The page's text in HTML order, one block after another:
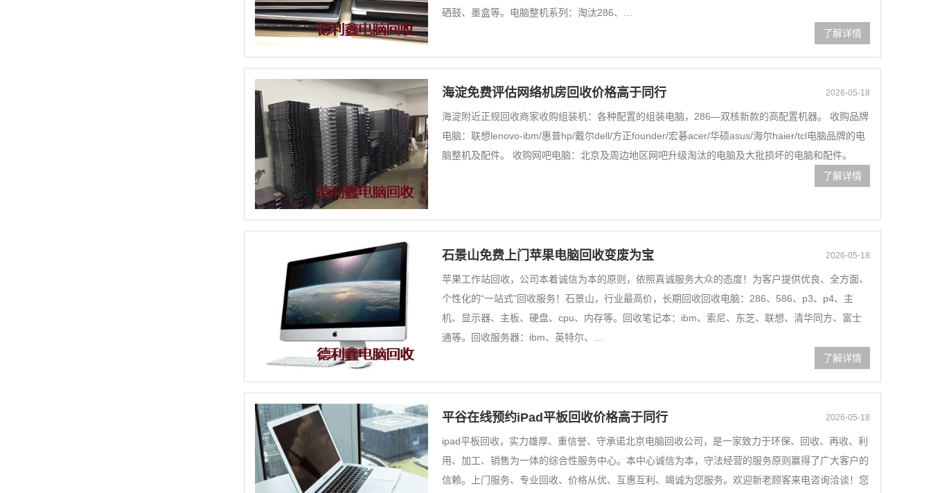
硒鼓、墨盒等。电脑整机系列：淘汰286、…
了解详情
2026-05-18
海淀免费评估网络机房回收价格高于同行
海淀附近正规回收商家收购组装机：各种配置的组装电脑，286—双核新款的高配置机器。 收购品牌
电脑：联想lenovo-ibm/惠普hp/戴尔dell/方正founder/宏碁acer/华硕asus/海尔haier/tcl电脑品牌的电
脑整机及配件。 收购网吧电脑：北京及周边地区网吧升级淘汰的电脑及大批损坏的电脑和配件。
了解详情
2026-05-18
石景山免费上门苹果电脑回收变废为宝
苹果工作站回收，公司本着诚信为本的原则，依照真诚服务大众的态度！为客户提供优良、全方面、
个性化的“一站式”回收服务！石景山，行业最高价，长期回收回收电脑：286、586、p3、p4、主
机、显示器、主板、硬盘、cpu、内存等。回收笔记本：ibm、索尼、东芝、联想、清华同方、富士
通等。回收服务器：ibm、英特尔、…
了解详情
2026-05-18
平谷在线预约iPad平板回收价格高于同行
ipad平板回收，实力雄厚、重信誉、守承诺北京电脑回收公司，是一家致力于环保、回收、再收、利
用、加工、销售为一体的综合性服务中心。本中心诚信为本，守法经营的服务原则赢得了广大客户的
信赖。上门服务、专业回收、价格从优、互惠互利、竭诚为您服务。欢迎新老顾客来电咨询洽谈！您